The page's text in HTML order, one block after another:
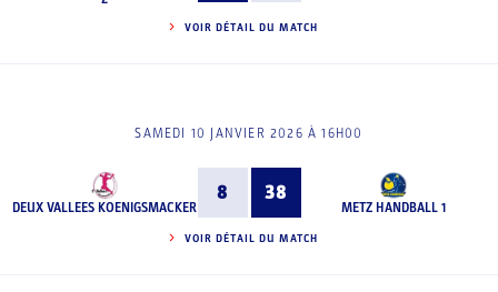
VOIR DÉTAIL DU MATCH
SAMEDI 10 JANVIER 2026 À 16H00
DEUX VALLEES KOENIGSMACKER
8 38
METZ HANDBALL 1
VOIR DÉTAIL DU MATCH